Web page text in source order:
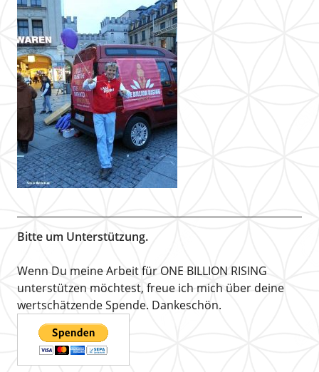
Bitte um Unterstützung.
Wenn Du meine Arbeit für ONE BILLION RISING
unterstützen möchtest, freue ich mich über deine
wertschätzende Spende. Dankeschön.